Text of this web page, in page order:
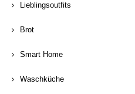
Lieblingsoutfits
Brot
Smart Home
Waschküche